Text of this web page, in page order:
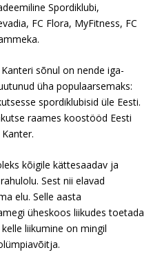
Spordiklubi,
FC Flora, MyFitness, FC
sõnul on nende iga-
üha populaarsemaks:
spordiklubisid üle Eesti.
raames koostööd Eesti
kõigile kättesaadav ja
Sest nii elavad
elu. Selle aasta
üheskoos liikudes toetada
liikumine on mingil